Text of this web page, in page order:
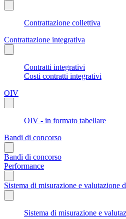
Contrattazione collettiva
Contrattazione integrativa
Contratti integrativi
Costi contratti integrativi
OIV
OIV - in formato tabellare
Bandi di concorso
Bandi di concorso
Performance
Sistema di misurazione e valutazione
Sistema di misurazione e